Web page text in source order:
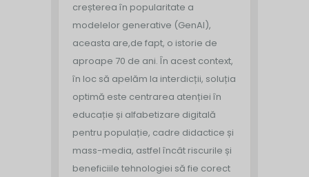
creșterea în popularitate a
modelelor generative (GenAI),
aceasta are,de fapt, o istorie de
aproape 70 de ani. În acest context,
în loc să apelăm la interdicții, soluția
optimă este centrarea atenției în
educație și alfabetizare digitală
pentru populație, cadre didactice și
mass-media, astfel încât riscurile și
beneficiile tehnologiei să fie corect